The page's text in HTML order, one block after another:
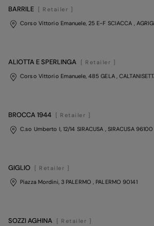
BARRILE
[ Retailer ]
Corso Vittorio Emanuele, 25 E-F SCIACCA ,
ALIOTTA E SPERLINGA
[ Retailer ]
Corso Vittorio Emanuele, 485 GELA ,
BROCCA 1944
[ Retailer ]
C.so Umberto I, 12/14 SIRACUSA , SIRACUSA96100
GIGLIO
[ Retailer ]
Piazza Mordini, 3 PALERMO , PALERMO 90141
SOZZI AGHINA
[ Retailer ]